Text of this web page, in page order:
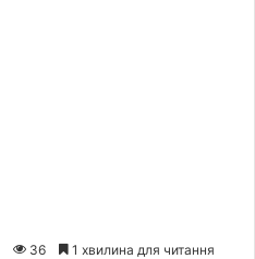
36 1 хвилина для читання